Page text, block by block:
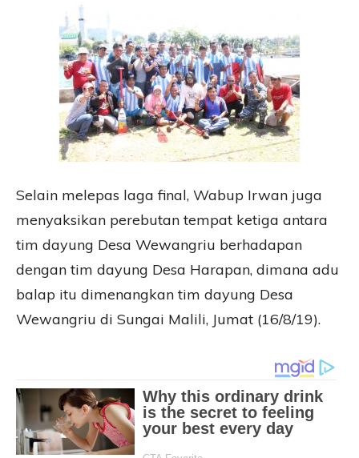
Selain melepas laga final, Wabup Irwan juga
menyaksikan perebutan tempat ketiga antara
tim dayung Desa Wewangriu berhadapan
dengan tim dayung Desa Harapan, dimana adu
balap itu dimenangkan tim dayung Desa
Wewangriu di Sungai Malili, Jumat (16/8/19).